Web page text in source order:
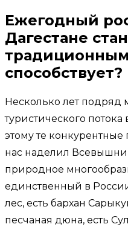
Ежегодный
Дагестане
способствует?
Несколько лет подряд
туристического потока
этому те
нас наделил
природное
единственный в
лес, есть бархан
песчаная дюна, есть